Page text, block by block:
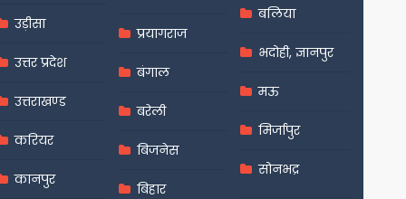
उड़ीसा
उत्तर प्रदेश
उत्तराखण्ड
करियर
कानपुर
प्रयागराज
बंगाल
बरेली
बिजनेस
बिहार
बलिया
भदोही, ज्ञानपुर
मऊ
मिर्जापुर
सोनभद्र